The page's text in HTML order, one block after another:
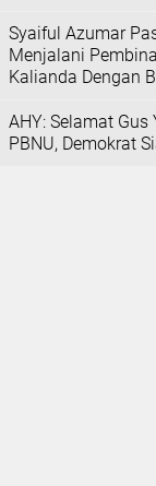
Syaiful Azumar
Menjalani
Kalianda Dengan
AHY: Selamat Gus
PBNU, Demokrat